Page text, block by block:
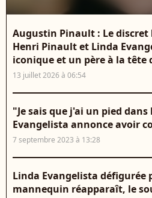
Augustin Pinault : Le discret
Henri Pinault et Linda
iconique et un père à la tête
13 juillet 2026 à 06:54
"Je sais que j'ai un pied
Evangelista annonce avoir
7 septembre 2023 à 13:28
Linda Evangelista défigurée
mannequin réapparaît, le